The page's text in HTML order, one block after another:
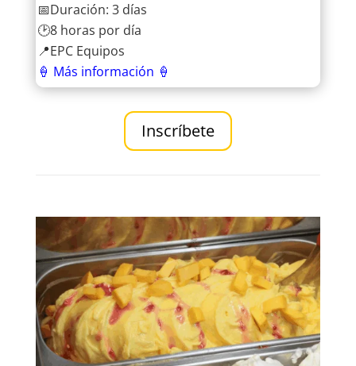
📅Duración: 3 días
🕑8 horas por día
📍EPC Equipos
🍦 Más información 🍦
Inscríbete